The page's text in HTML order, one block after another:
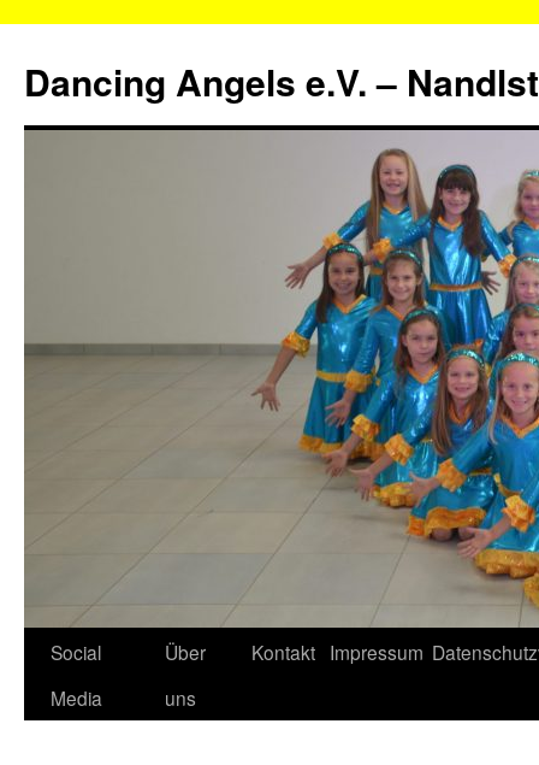
springen
Dancing Angels e.V. –
Social
Media
Über
uns
Kontakt Impressum